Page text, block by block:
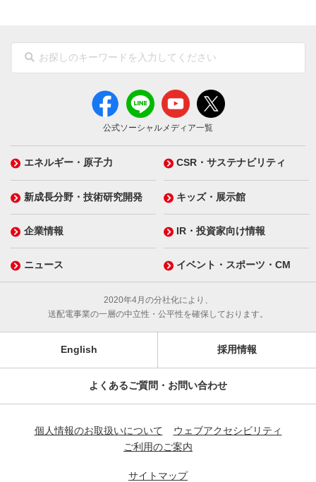
公式ソーシャルメディア一覧
エネルギー・原子力 CSR・サステナビリティ
新成長分野・技術研究開発 キッズ・展示館
企業情報 IR・投資家向け情報
ニュース イベント・スポーツ・CM
2020年4月の分社化により、
送配電事業の一層の中立性・公平性を確保しております。
English 採用情報
よくあるご質問・お問い合わせ
個人情報のお取扱いについて
ウェブアクセシビリティ
ご利用のご案内
サイトマップ